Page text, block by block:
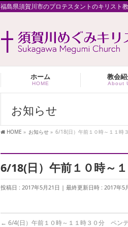
福島県須賀川市のプロテスタントのキリスト
ホーム
HOME
教会
About
お知らせ
HOME » お知らせ » 6/18(日）午前１０時～１１時
6/18(日）午前１０時～
投稿日 : 2017年5月21日 最終更新日時 : 2017年5
← 6/4(日）午前１０時～１１時３０分 ペン